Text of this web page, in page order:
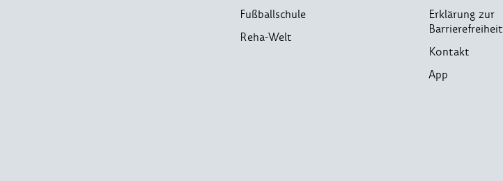
Fußballschule
Reha-Welt
Erklärung zur
Barrierefreiheit
Kontakt
App